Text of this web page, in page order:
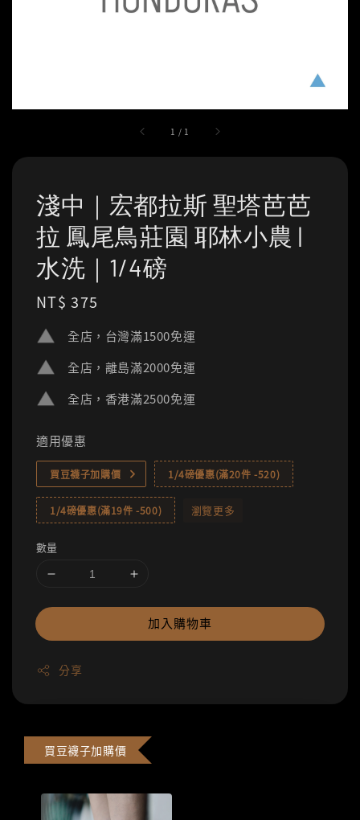
1 / 1
淺中｜宏都拉斯 聖塔芭芭
拉 鳳尾鳥莊園 耶林小農 |
水洗｜1/4磅
Regular
NT$ 375
全店，台灣滿1500免運
全店，離島滿2000免運
全店，香港滿2500免運
適用優惠
買豆襪子加購價 1/4磅優惠(滿20件 -520)
1/4磅優惠(滿19件 -500) 瀏覽更多
數量
加入購物車
分享
買豆襪子加購價